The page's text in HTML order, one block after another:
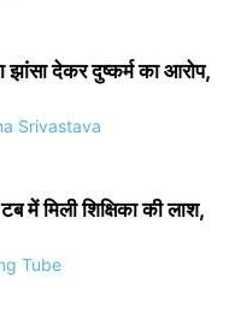
देकर दुष्कर्म का आरोप,
Srivastava
में मिली शिक्षिका की लाश,
Tube